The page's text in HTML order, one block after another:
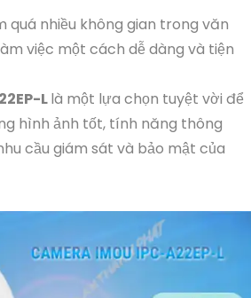
quá nhiều không gian trong văn
việc một cách dễ dàng và tiện
Llà một lựa chọn tuyệt vời để
hình ảnh tốt, tính năng thông
cầu giám sát và bảo mật của